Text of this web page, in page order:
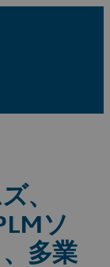
、
ソ
多業